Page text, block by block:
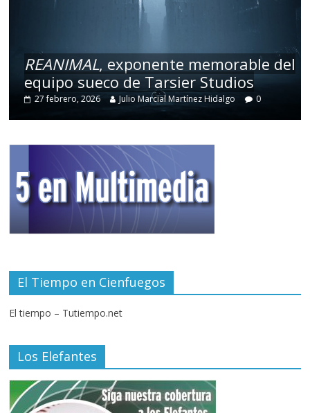
REANIMAL, exponente memorable del
equipo sueco de Tarsier Studios
27 febrero, 2026 Julio Marcial Martínez Hidalgo 0
El Tiempo en Cienfuegos
El tiempo – Tutiempo.net
Los Elefantes